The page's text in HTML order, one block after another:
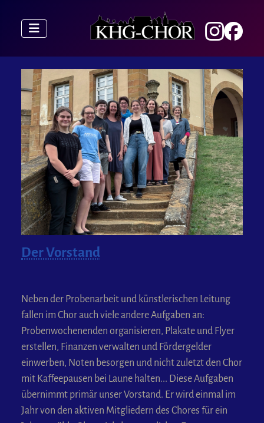
Der Vorstand
Neben der Probenarbeit und künstlerischen Leitung
fallen im Chor auch viele andere Aufgaben an:
Probenwochenenden organisieren, Plakate und Flyer
erstellen, Finanzen verwalten und Fördergelder
einwerben, Noten besorgen und nicht zuletzt den Chor
mit Kaffeepausen bei Laune halten... Diese Aufgaben
übernimmt primär unser Vorstand. Er wird einmal im
Jahr von den aktiven Mitgliedern des Chores für ein